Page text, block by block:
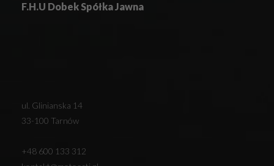
F.H.U Dobek Spółka Jawna
ul. Glinianska 14
33-100 Tarnów
+48 600 133 312